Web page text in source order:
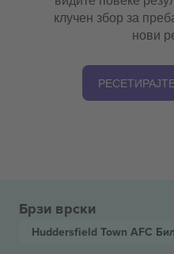
клучен збор за
нови
Брзи врски
Huddersfield Town AFC